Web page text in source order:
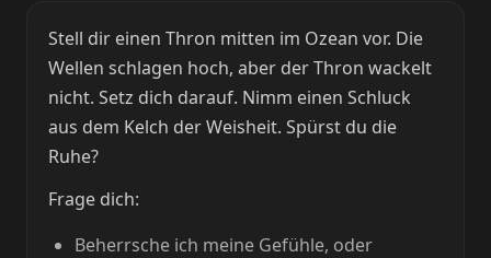
Stell dir einen Thron mitten im Ozean vor. Die
Wellen schlagen hoch, aber der Thron wackelt
nicht. Setz dich darauf. Nimm einen Schluck
aus dem Kelch der Weisheit. Spürst du die
Ruhe?
Frage dich:
Beherrsche ich meine Gefühle, oder